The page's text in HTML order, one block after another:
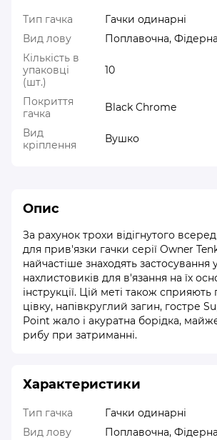
Тип гачка
Гачки одинарні
Вид лову
Поплавочна, Фідерна
Кількість в
упаковці
(шт.)
10
Покриття
гачка
Black Chrome
Вид
кріплення
Вушко
Опис
За рахунок трохи відігнутого
для прив'язки гачки серії Owner
найчастіше знаходять застосування
нахлистовиків для в'язання на їх
інструкції. Цій меті також
цівку, напівкруглий загин, гостре
Point жало і акуратна борідка,
рибу при затриманні.
Характеристики
Тип гачка
Гачки одинарні
Вид лову
Поплавочна, Фідерна